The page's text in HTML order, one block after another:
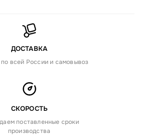
ДОСТАВКА
по всей России и самовывоз
СКОРОСТЬ
поставленные сроки
производства